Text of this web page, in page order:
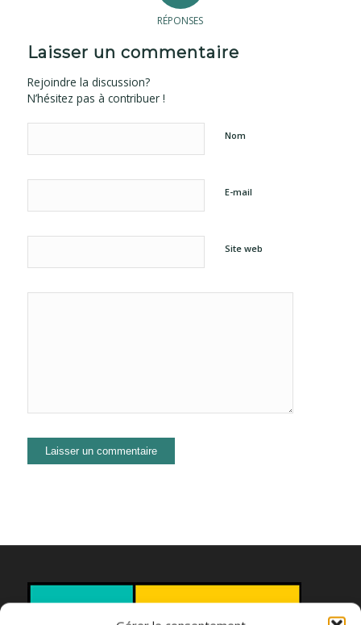
RÉPONSES
Laisser un commentaire
Rejoindre la discussion?
N’hésitez pas à contribuer !
Nom
E-mail
Site web